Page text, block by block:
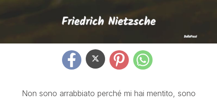
Non sono arrabbiato perché mi hai mentito, sono